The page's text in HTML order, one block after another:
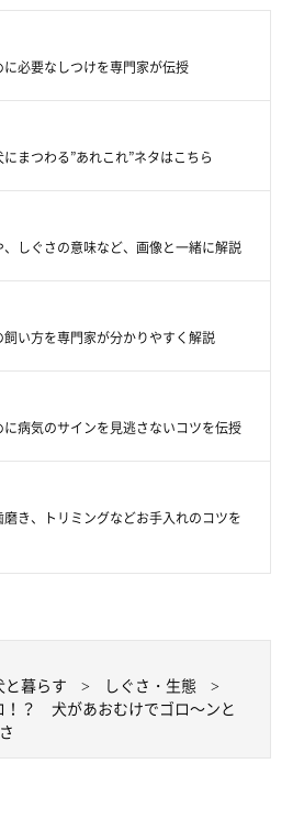
必要なしつけを専門家が伝授
まつわる”あれこれ”ネタはこちら
しぐさの意味など、画像と一緒に解説
い方を専門家が分かりやすく解説
病気のサインを見逃さないコツを伝授
き、トリミングなどお手入れのコツを
と暮らす
しぐさ・生態
！？ 犬があおむけでゴロ～ンと